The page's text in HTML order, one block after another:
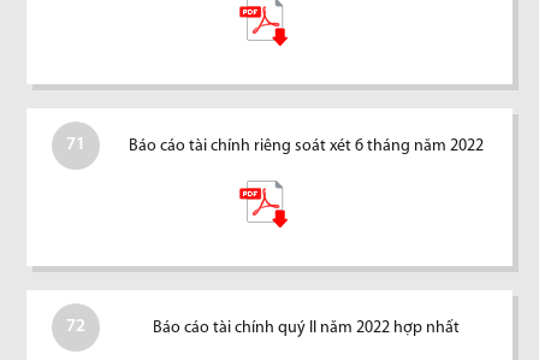
71 Báo cáo tài chính riêng soát xét 6 tháng năm 2022
72 Báo cáo tài chính quý II năm 2022 hợp nhất